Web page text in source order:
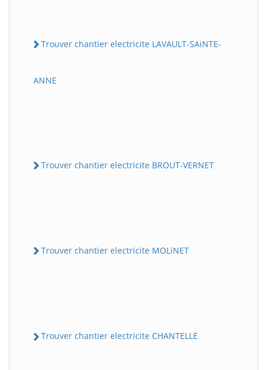
Trouver chantier electricite LAVAULT-SAiNTE-
ANNE
Trouver chantier electricite BROUT-VERNET
Trouver chantier electricite MOLiNET
Trouver chantier electricite CHANTELLE